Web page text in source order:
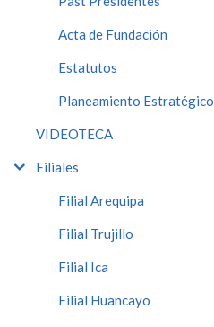
Acta de Fundación
Estatutos
Planeamiento Estratégico
VIDEOTECA
Filiales
Filial Arequipa
Filial Trujillo
Filial Ica
Filial Huancayo